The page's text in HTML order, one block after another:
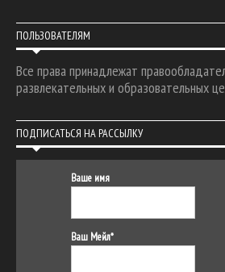
ПОЛЬЗОВАТЕЛЯМ
Все права принадлежат
развлекательных и образовательных
ПОДПИСАТЬСЯ НА РАССЫЛКУ
Ваше имя
Ваш Мейл*